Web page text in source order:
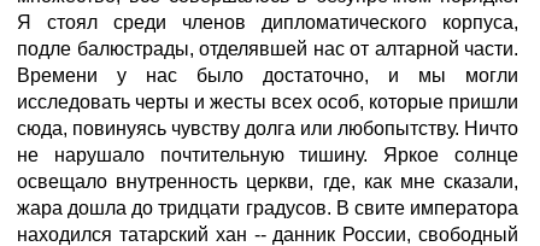
Я стоял среди членов дипломатического корпуса,
подле балюстрады, отделявшей нас от алтарной части.
Времени у нас было достаточно, и мы могли
исследовать черты и жесты всех особ, которые пришли
сюда, повинуясь чувству долга или любопытству. Ничто
не нарушало почтительную тишину. Яркое солнце
освещало внутренность церкви, где, как мне сказали,
жара дошла до тридцати градусов. В свите императора
находился татарский хан -- данник России, свободный